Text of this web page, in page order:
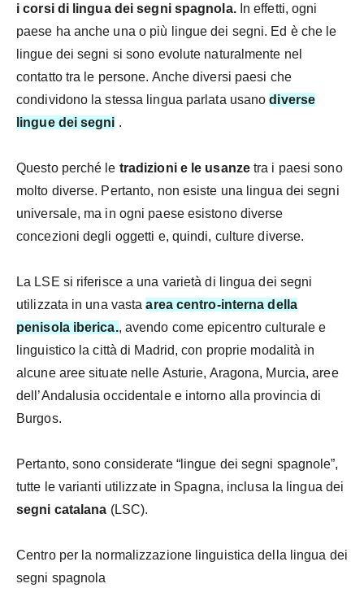
i corsi di lingua dei segni spagnola.In effetti, ogni
paese ha anche una o più lingue dei segni. Ed è che le
lingue dei segni si sono evolute naturalmente nel
contatto tra le persone. Anche diversi paesi che
condividono la stessa lingua parlata usanodiverse
lingue dei segni .
Questo perché le tradizioni e le usanzetra i paesi sono
molto diverse. Pertanto, non esiste una lingua dei segni
universale, ma in ogni paese esistono diverse
concezioni degli oggetti e, quindi, culture diverse.
La LSE si riferisce a una varietà di lingua dei segni
utilizzata in una vastaarea centro-interna della
penisola iberica., avendo come epicentro culturale e
linguistico la città di Madrid, con proprie modalità in
alcune aree situate nelle Asturie, Aragona, Murcia, aree
dell’Andalusia occidentale e intorno alla provincia di
Burgos.
Pertanto, sono considerate “lingue dei segni spagnole”,
tutte le varianti utilizzate in Spagna, inclusa la lingua dei
segni catalana (LSC).
Centro per la normalizzazione linguistica della lingua dei
segni spagnola